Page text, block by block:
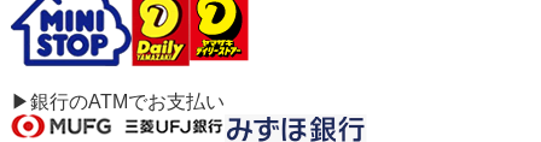
▶銀行のATMでお支払い